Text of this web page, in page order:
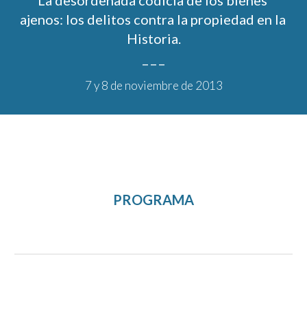
ajenos: los delitos contra la propiedad en la
Historia.
7 y 8 de noviembre de 201 3
PROGRAMA